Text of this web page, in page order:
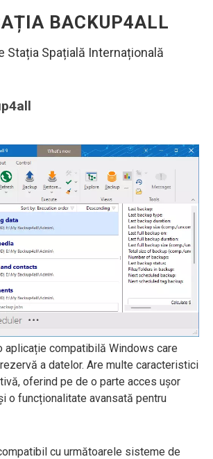
BACKUP4ALL
Stația Spațială Internațională
aplicație compatibilă Windows care
a datelor. Are multe caracteristici
oferind pe de o parte acces ușor
o funcționalitate avansată pentru
cu următoarele sisteme de